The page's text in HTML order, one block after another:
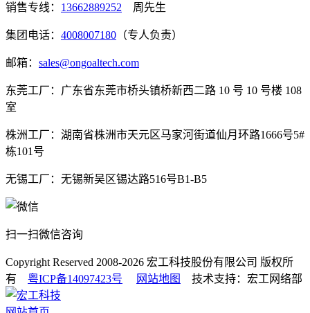
销售专线： 13662889252 周先生
集团电话： 4008007180 （专人负责）
邮箱： sales@ongoaltech.com
东莞工厂：广东省东莞市桥头镇桥新西二路 10 号 10 号楼 108
室
株洲工厂：湖南省株洲市天元区马家河街道仙月环路1666号5#
栋101号
无锡工厂：无锡新吴区锡达路516号B1-B5
扫一扫微信咨询
Copyright Reserved 2008-2026 宏工科技股份有限公司 版权所
有 粤ICP备14097423号 网站地图 技术支持：宏工网络部